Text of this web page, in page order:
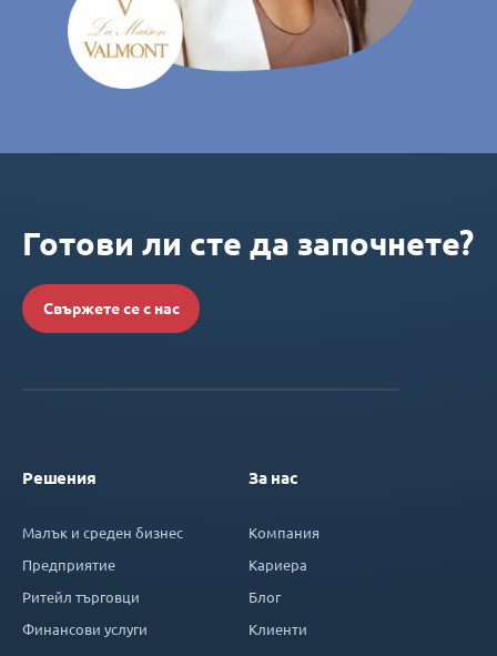
Готови ли сте да започнете?
Свържете се с нас
Решения
Малък и среден бизнес
Предприятие
Ритейл търговци
Финансови услуги
За нас
Компания
Кариера
Блог
Клиенти